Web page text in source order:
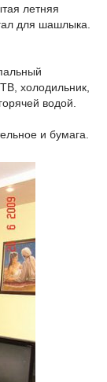
летняя
для шашлыка.
холодильник,
водой.
и бумага.